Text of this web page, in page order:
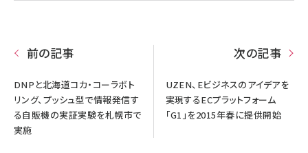
前の記事
DNPと北海道コカ・コーラボト
リング、プッシュ型で情報発信す
る自販機の実証実験を札幌市で
実施
次の記事
UZEN、Eビジネスのアイデアを
実現するECプラットフォーム
「G1」を2015年春に提供開始